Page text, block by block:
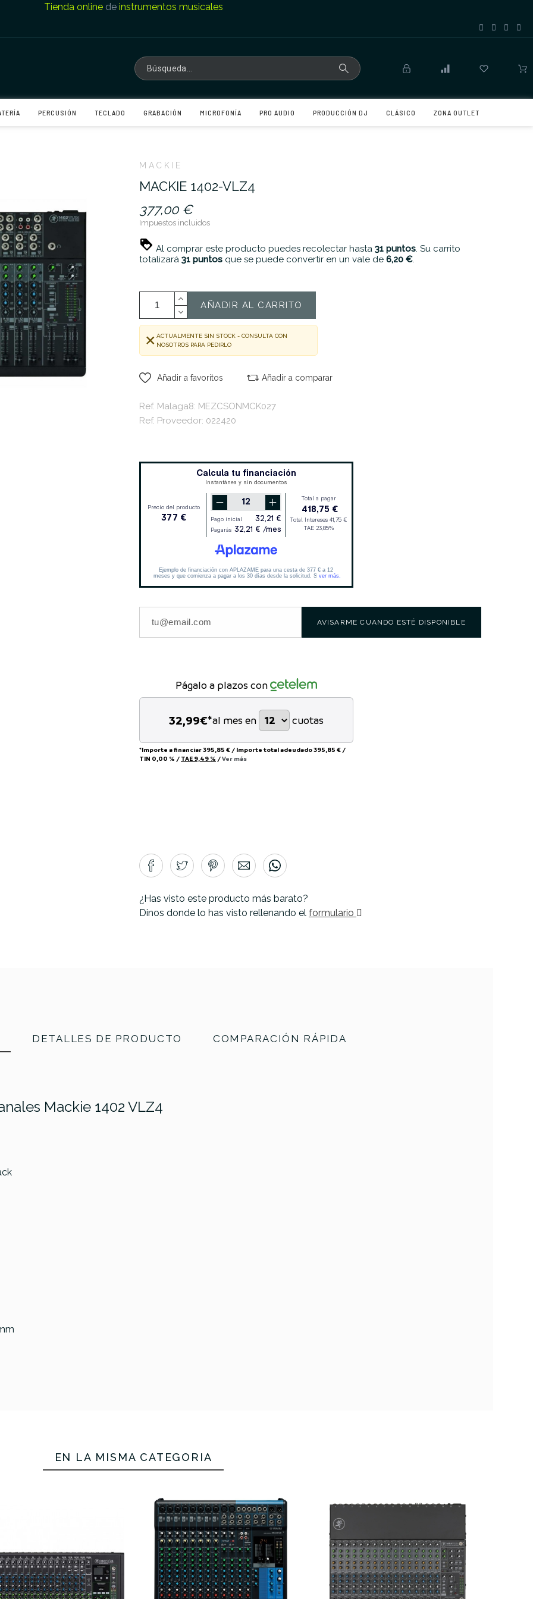
Tienda onlinede instrumentos musicales
PERCUSIÓN TECLADO GRABACIÓN MICROFONÍA PRO AUDIO PRODUCCIÓN DJ CLÁSICO ZONA OUTLET
MACKIE
MACKIE 1402-VLZ4
377,00 €
Impuestos incluidos
Al comprar este producto puedes recolectar hasta 31 puntos. Su carrito
totalizará 31 puntos que se puede convertir en un vale de 6,20 €.
AÑADIR AL CARRITO
ACTUALMENTE SIN STOCK - CONSULTA CON
NOSOTROS PARA PEDIRLO
Añadir a favoritos Añadir a comparar
Ref. Malaga8: MEZCSONMCK027
Ref. Proveedor: 022420
AVISARME CUANDO ESTÉ DISPONIBLE
Págalo a plazos con
32,99€*al mes en cuotas
*Importe a financiar395,85 € / Importe total adeudado395,85 € /
TIN 0,00 % / TAE 9,49 % /Ver más
¿Has visto este producto más barato?
Dinos donde lo has visto rellenando el formulario
DETALLES DE PRODUCTO COMPARACIÓN RÁPIDA
Mackie 1402 VLZ4
No hay características para comparar
EN LA MISMA CATEGORÍA